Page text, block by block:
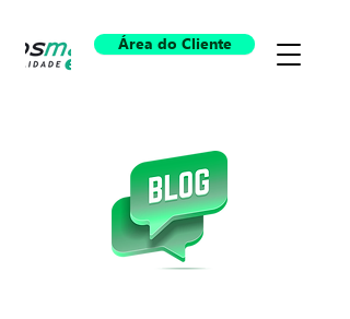
Área do Cliente